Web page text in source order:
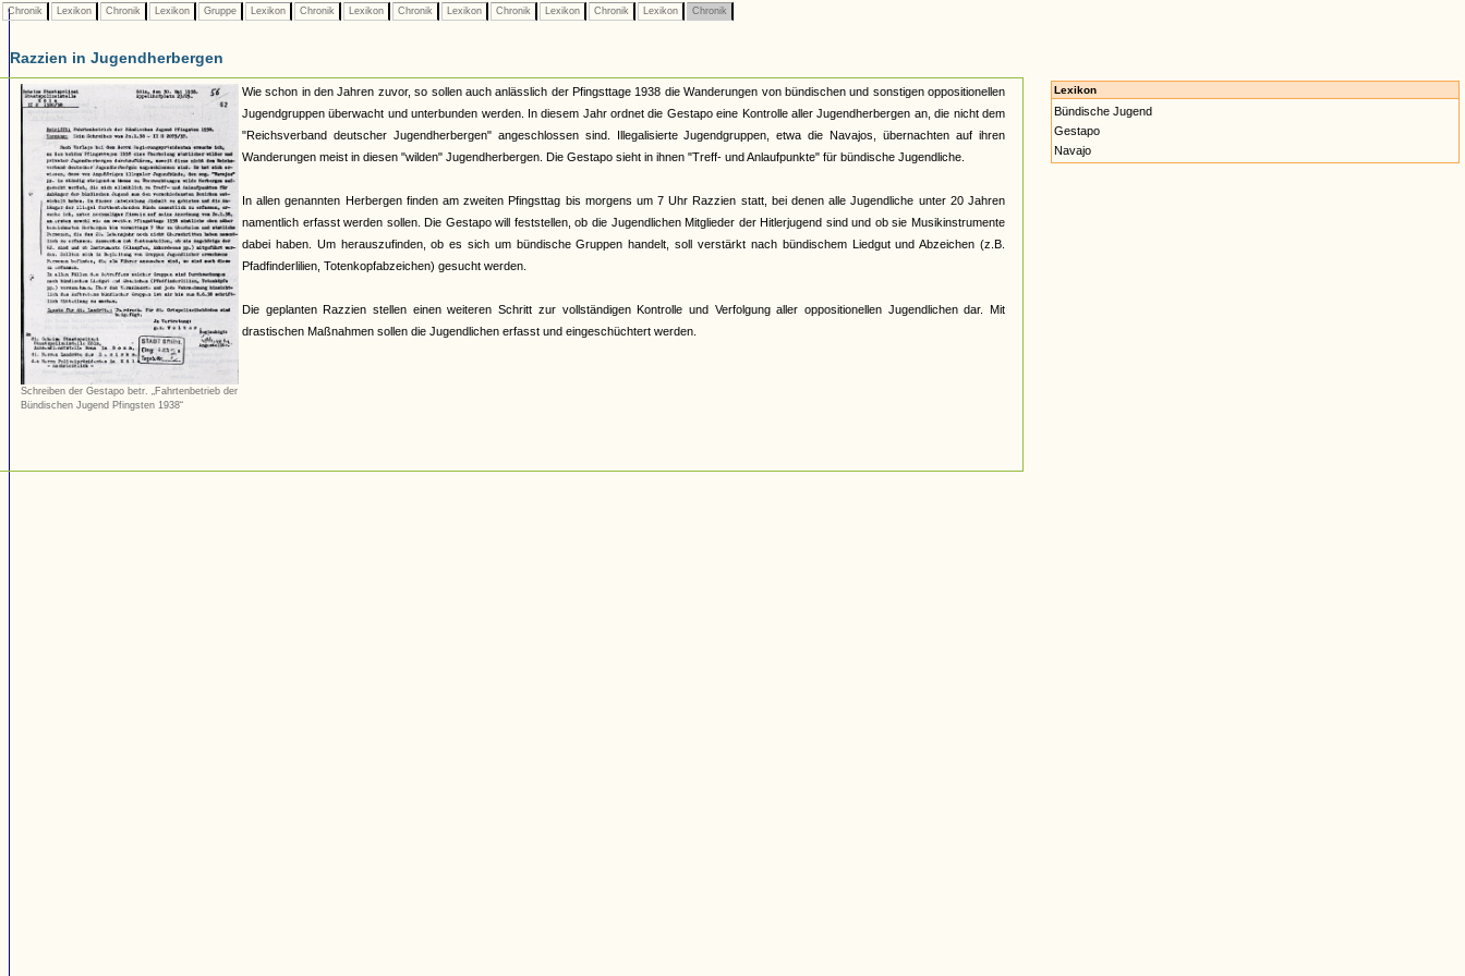
Chronik Lexikon Chronik Lexikon Gruppe Lexikon Chronik Lexikon Chronik Lexikon Chronik Lexikon Chronik Lexikon Chronik
Razzien in Jugendherbergen
Schreiben der Gestapo betr. „Fahrtenbetrieb der
Bündischen Jugend Pfingsten 1938“
Wie schon in den Jahren zuvor, so sollen auch anlässlich der Pfingsttage 1938 die Wanderungen von bündischen und sonstigen oppositionellen
Jugendgruppen überwacht und unterbunden werden. In diesem Jahr ordnet die Gestapo eine Kontrolle aller Jugendherbergen an, die nicht dem
"Reichsverband deutscher Jugendherbergen" angeschlossen sind. Illegalisierte Jugendgruppen, etwa die Navajos, übernachten auf ihren
Wanderungen meist in diesen "wilden" Jugendherbergen. Die Gestapo sieht in ihnen "Treff- und Anlaufpunkte" für bündische Jugendliche.
In allen genannten Herbergen finden am zweiten Pfingsttag bis morgens um 7 Uhr Razzien statt, bei denen alle Jugendliche unter 20 Jahren
namentlich erfasst werden sollen. Die Gestapo will feststellen, ob die Jugendlichen Mitglieder der Hitlerjugend sind und ob sie Musikinstrumente
dabei haben. Um herauszufinden, ob es sich um bündische Gruppen handelt, soll verstärkt nach bündischem Liedgut und Abzeichen (z.B.
Pfadfinderlilien, Totenkopfabzeichen) gesucht werden.
Die geplanten Razzien stellen einen weiteren Schritt zur vollständigen Kontrolle und Verfolgung aller oppositionellen Jugendlichen dar. Mit
drastischen Maßnahmen sollen die Jugendlichen erfasst und eingeschüchtert werden.
Lexikon
Bündische Jugend
Gestapo
Navajo